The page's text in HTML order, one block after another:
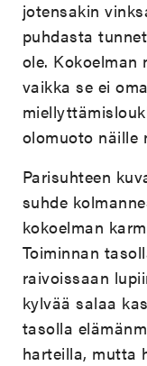
jotensakin
puhdasta
ole. Kokoelman
vaikka se ei
olomuoto näille
Parisuhteen
suhde
kokoelman
Toiminnan
raivoissaan
kylvää salaa
tasolla
harteilla, mutta